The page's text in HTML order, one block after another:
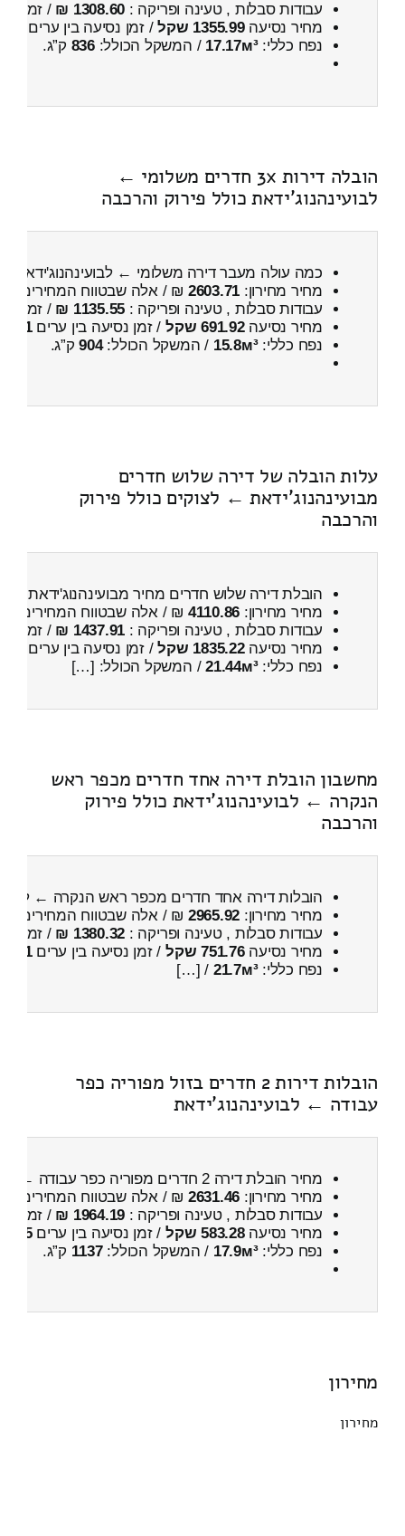
עבודות סבלות , טעינה ופריקה : 1308.60 ₪ / זמן :
מחיר נסיעה1355.99 שקל / זמן נסיעה בין ערים
נפח כללי:17.17м³ / המשקל הכולל:836 ק”ג.
הובלה דירות 3x חדרים משלומי ←
לבועינהנוג'ידאת כולל פירוק והרכבה
כמה עולה מעבר דירה משלומי ← לבועינהנוג'ידאת
מחיר מחירון: 2603.71 ₪ / אלה שבטווח המחירים
עבודות סבלות , טעינה ופריקה : 1135.55 ₪ / זמן :
מחיר נסיעה691.92 שקל / זמן נסיעה בין ערים1 שעות , 9 דקות
נפח כללי:15.8м³ / המשקל הכולל:904ק”ג.
עלות הובלה של דירה שלוש חדרים
מבועינהנוג'ידאת ← לצוקים כולל פירוק
והרכבה
הובלת דירה שלוש חדרים מחיר מבועינהנוג'ידאת ←
מחיר מחירון: 4110.86 ₪ / אלה שבטווח המחירים
עבודות סבלות , טעינה ופריקה : 1437.91 ₪ / זמן :
מחיר נסיעה1835.22 שקל / זמן נסיעה בין ערים
נפח כללי:21.44м³/ המשקל הכולל: […]
מחשבון הובלת דירה אחד חדרים מכפר ראש
הנקרה ← לבועינהנוג'ידאת כולל פירוק
והרכבה
הובלות דירה אחד חדרים מכפר ראש הנקרה ←
מחיר מחירון: 2965.92 ₪ / אלה שבטווח המחירים
עבודות סבלות , טעינה ופריקה : 1380.32 ₪ / זמן :
מחיר נסיעה751.76 שקל / זמן נסיעה בין ערים1 שעות , 11 דקות
נפח כללי:21.7м³
/ […]
הובלות דירות 2 חדרים בזול מפוריה כפר
עבודה ← לבועינהנוג'ידאת
מחיר הובלת דירה 2 חדרים מפוריה כפר עבודה ← לבועינהנוג'ידאת
מחיר מחירון: 2631.46 ₪ / אלה שבטווח המחירים
עבודות סבלות , טעינה ופריקה : 1964.19 ₪ / זמן :
מחיר נסיעה583.28 שקל / זמן נסיעה בין ערים55 דקות
נפח כללי:17.9м³ / המשקל הכולל:1137 ק”ג.
מחירון
מחירון